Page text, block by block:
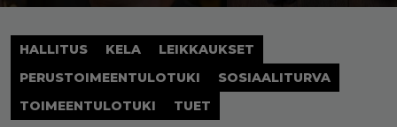
HALLITUS KELA
LEIKKAUKSET
PERUSTOIMEENTULOTUKI
SOSIAALITURVA
TOIMEENTULOTUKI
TUET